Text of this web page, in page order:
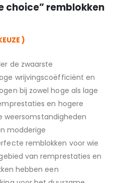
choice” remblokken
)
de zwaarste
wrijvingscoëfficiënt en
bij zowel hoge als lage
en hogere
weersomstandigheden
modderige
remblokken voor wie
van remprestaties en
hebben een